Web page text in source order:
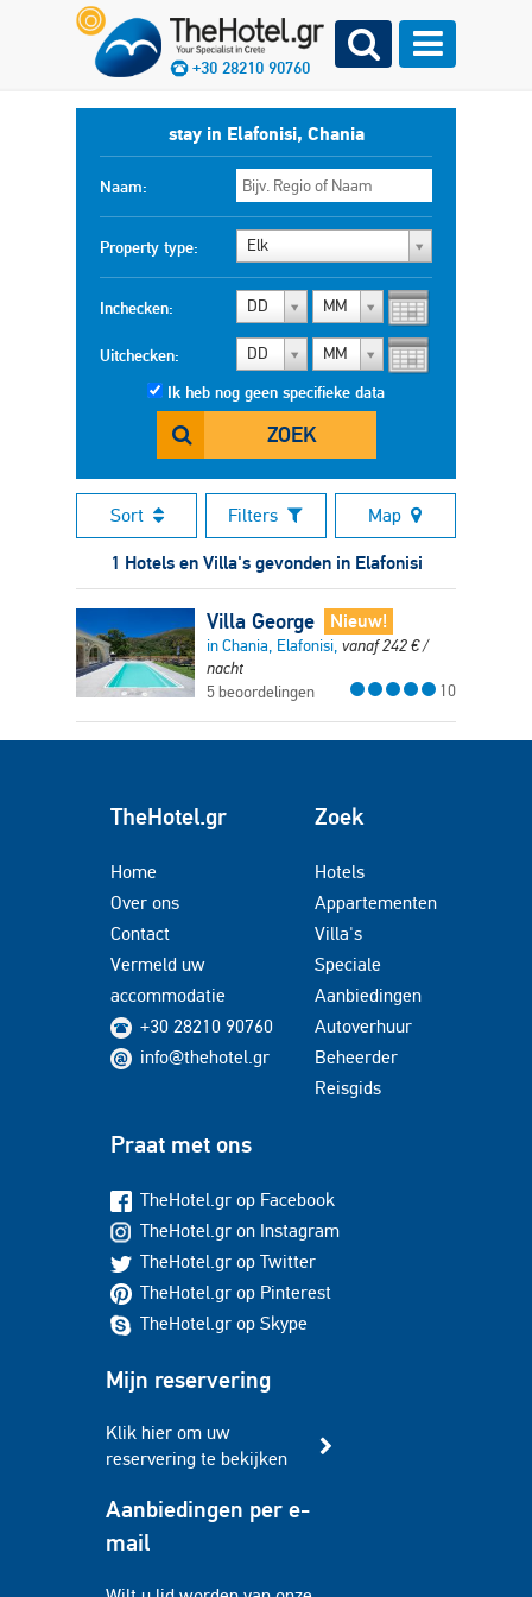
+30 28210 90760
stay in Elafonisi, Chania
Naam:
Property type: Elk
Inchecken: DD MM
Uitchecken: DD MM
Ik heb nog geen specifieke data
ZOEK
Sort Filters Map
1 Hotels en Villa's gevonden in Elafonisi
Villa George Nieuw!
in Chania, Elafonisi, vanaf242€/
nacht
5 beoordelingen
10
TheHotel.gr
Home
Over ons
Contact
Vermeld uw
accommodatie
+30 28210 90760
info@thehotel.gr
Zoek
Hotels
Appartementen
Villa's
Speciale
Aanbiedingen
Autoverhuur
Beheerder
Reisgids
Praat met ons
TheHotel.gr op Facebook
TheHotel.gr on Instagram
TheHotel.gr op Twitter
TheHotel.gr op Pinterest
TheHotel.gr op Skype
Mijn reservering
Klik hier om uw
reservering te bekijken
Aanbiedingen per e-
mail